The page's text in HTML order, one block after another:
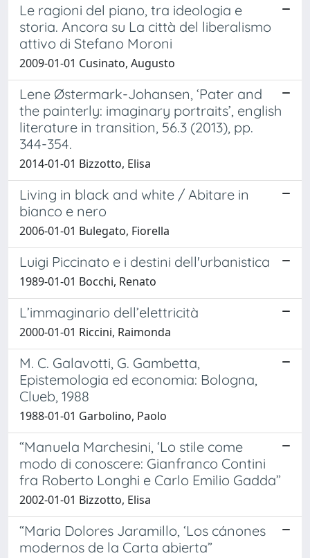
Le ragioni del piano, tra ideologia e
storia. Ancora su La città del liberalismo
attivo di Stefano Moroni
2009-01-01 Cusinato, Augusto
Lene Østermark-Johansen, ‘Pater and
the painterly: imaginary portraits’, english
literature in transition, 56.3 (2013), pp.
344-354.
2014-01-01 Bizzotto, Elisa
Living in black and white / Abitare in
bianco e nero
2006-01-01 Bulegato, Fiorella
Luigi Piccinato e i destini dell'urbanistica
1989-01-01 Bocchi, Renato
L’immaginario dell’elettricità
2000-01-01 Riccini, Raimonda
M. C. Galavotti, G. Gambetta,
Epistemologia ed economia: Bologna,
Clueb, 1988
1988-01-01 Garbolino, Paolo
“Manuela Marchesini, ‘Lo stile come
modo di conoscere: Gianfranco Contini
fra Roberto Longhi e Carlo Emilio Gadda”
2002-01-01 Bizzotto, Elisa
“Maria Dolores Jaramillo, ‘Los cánones
modernos de la Carta abierta”